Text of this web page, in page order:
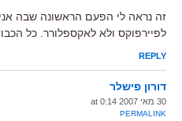
זה נראה לי הפעם הראשונה שבה
לפיירפוקס ולא לאקספלורר. כל
REPLY
דורון פישלר
30 מאי 2007 at 0:14
PERMALINK